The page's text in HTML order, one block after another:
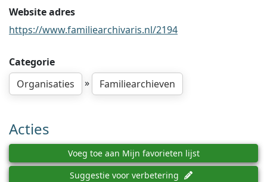
Website adres
https://www.familiearchivaris.nl/2194
Categorie
Organisaties
» Familiearchieven
Acties
Voeg toe aan Mijn favorieten lijst
Suggestie voor verbetering